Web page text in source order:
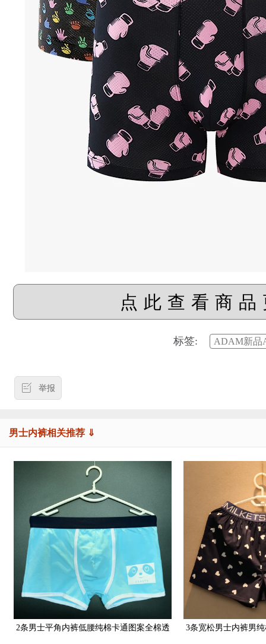
点此查看商
标签: ADAM新品
举报
男士内裤相关推荐 ⇓
2条男士平角内裤低腰纯棉卡通图案全棉透
3条宽松男士内裤男